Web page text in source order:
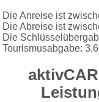
Die Anreise ist
Die Abreise ist
Die
Tourismusabgabe: